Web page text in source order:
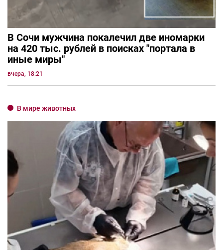
В Сочи мужчина покалечил две иномарки
на 420 тыс. рублей в поисках "портала в
иные миры"
вчера, 18:21
В мире животных